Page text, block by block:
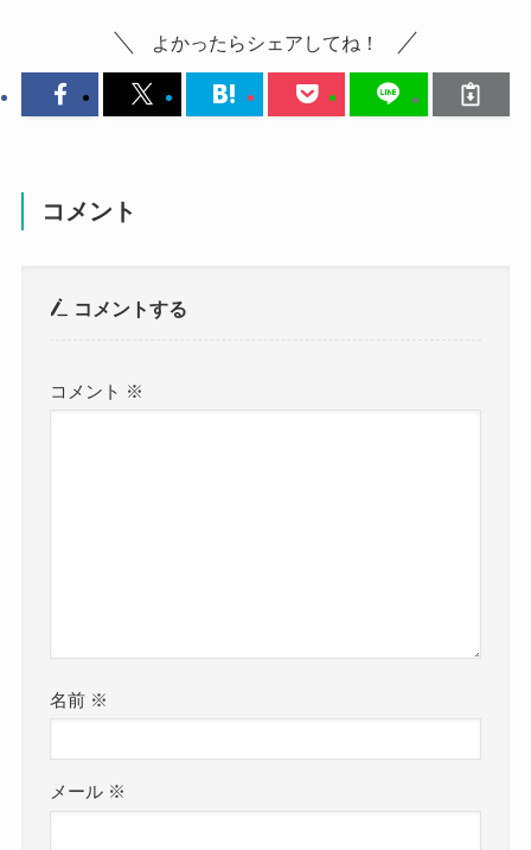
よかったらシェアしてね！
コメント
コメントする
コメント ※
名前 ※
メール ※